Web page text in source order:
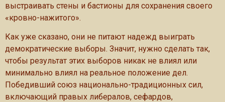
выстраивать стены и бастионы для сохранения своего
«кровно-нажитого».
Как уже сказано, они не питают надежд выиграть
демократические выборы. Значит, нужно сделать так,
чтобы результат этих выборов никак не влиял или
минимально влиял на реальное положение дел.
Победивший союз национально-традиционных сил,
включающий правых либералов, сефардов,